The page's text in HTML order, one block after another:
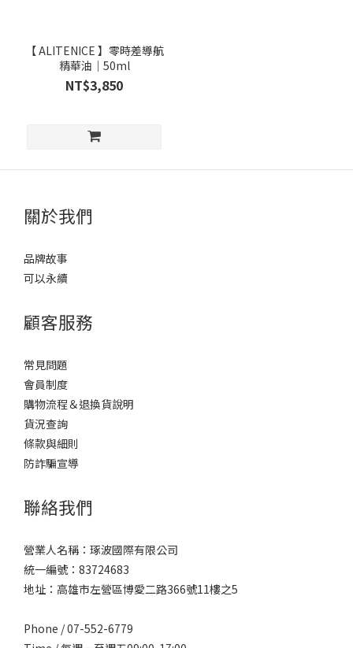
【 ALITENICE 】零時差導航
精華油｜50ml
NT$3,850
關於我們
品牌故事
可以永續
顧客服務
常見問題
會員制度
購物流程＆退換貨說明
貨況查詢
條款與細則
防詐騙宣導
聯絡我們
營業人名稱：琢波國際有限公司
統一編號：83724683
地址：高雄市左營區博愛二路366號11樓之5
Phone / 07-552-6779